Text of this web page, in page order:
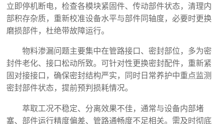
立即停机断电，检查各模块紧固件、传动部件状态，清理内
部积存杂质，重新校准设备水平与部件同轴度，必要时更换
磨损部件，杜绝带故障运行。
物料渗漏问题主要集中在管路接口、密封部位，多为密
封件老化、接口松动所致。可针对性更换密封配件，重新紧
固对接接口，确保密封结构严实，同时日常养护中重点监测
密封部件状态，提前预判损耗情况。
萃取工况不稳定、分离效果不佳，通常与设备内部堵
塞、部件运行精度偏差、管路通畅度不足相关。需及时彻底